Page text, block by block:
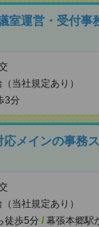
室運営・受付事
当社規定あり）
3分
メインの事務
当社規定あり）
徒歩5分 / 幕張本郷駅